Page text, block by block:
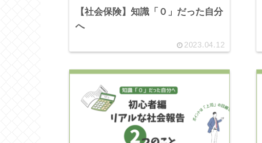
【社会保険】知識「０」だった自分
へ
2023.04.12